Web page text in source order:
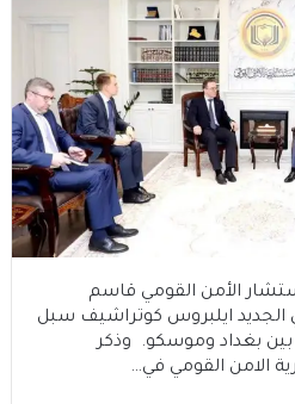
الأمن القومي قاسم
الجديد ايلبروس كوتراشيف سبل
بين بغداد وموسكو. وذكر
الامن القومي في…